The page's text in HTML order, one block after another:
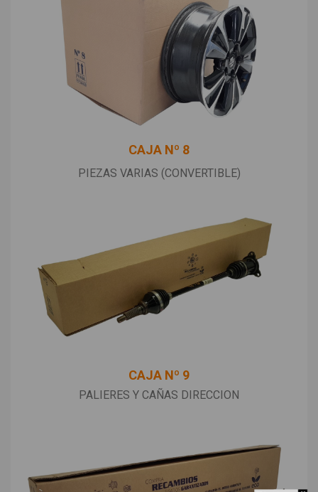
CAJA Nº 8
PIEZAS VARIAS (CONVERTIBLE)
CAJA Nº 9
PALIERES Y CAÑAS DIRECCION